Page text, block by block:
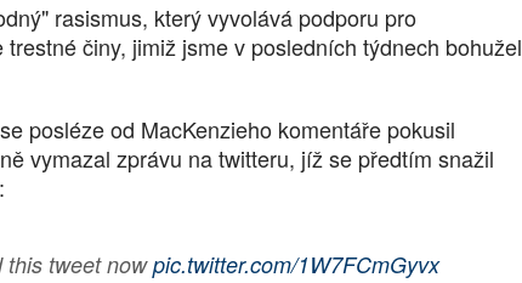
rasismus, který vyvolává podporu pro
činy, jimiž jsme v posledních týdnech bohužel
posléze od MacKenzieho komentáře pokusil
vymazal zprávu na twitteru, jíž se předtím snažil
this tweet nowpic.twitter.com/1W7FCmGyvx